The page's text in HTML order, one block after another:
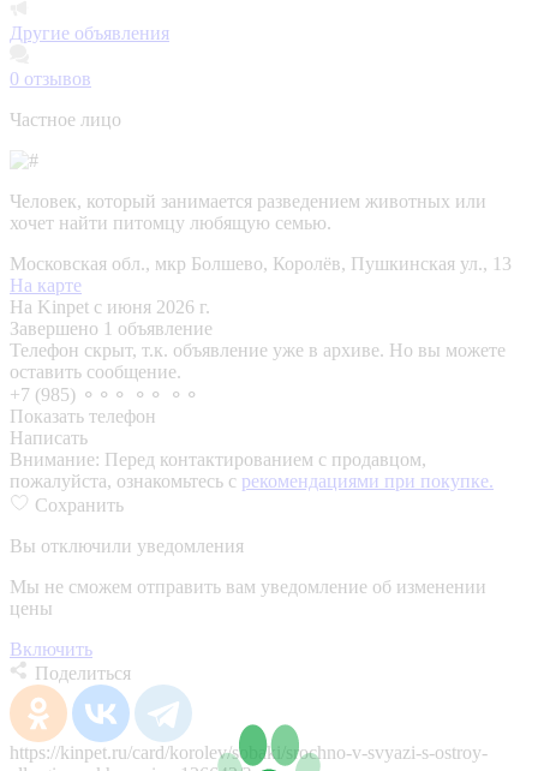
Другие объявления
0 отзывов
Частное лицо
Человек, который занимается разведением животных или
хочет найти питомцу любящую семью.
Московская обл., мкр Болшево, Королёв, Пушкинская ул., 13
На карте
На Kinpet c июня 2026 г.
Завершено 1 объявление
Телефон скрыт, т.к. объявление уже в архиве. Но вы можете
оставить сообщение.
+7 (985) ⚬⚬⚬ ⚬⚬ ⚬⚬
Показать телефон
Написать
Внимание: Перед контактированием с продавцом,
пожалуйста, ознакомьтесь с рекомендациями при покупке.
Сохранить
Вы отключили уведомления
Мы не сможем отправить вам уведомление об изменении
цены
Включить
Поделиться
https://kinpet.ru/card/korolev/sobaki/srochno-v-svyazi-s-ostroy-